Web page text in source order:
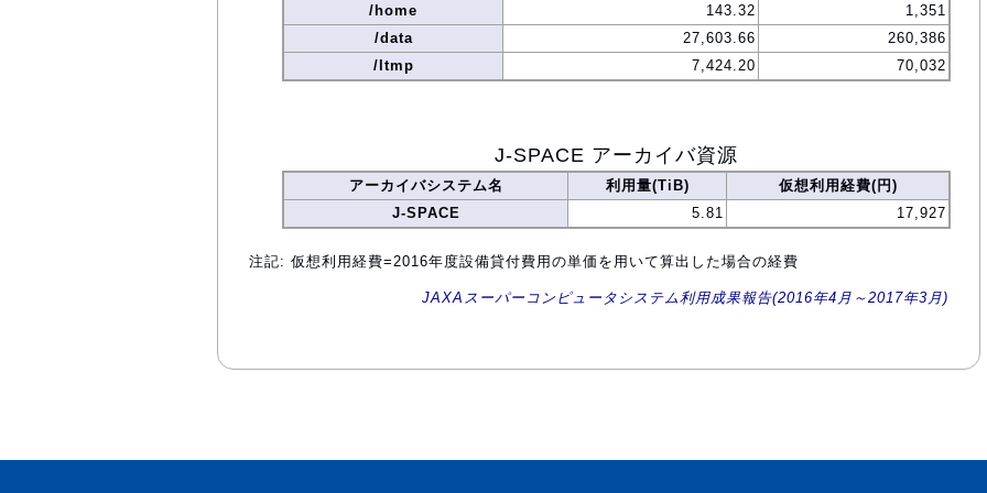
/home
143.32
1,351
/data
27,603.66
260,386
/ltmp
7,424.20 70,032
J-SPACE アーカイバ資源
アーカイバシステム名 利用量(TiB)
仮想利用経費(円)
J-SPACE
5.81 17,927
注記: 仮想利用経費=2016年度設備貸付費用の単価を用いて算出した場合の経費
JAXAスーパーコンピュータシステム利用成果報告(2016年4月～2017年3月)